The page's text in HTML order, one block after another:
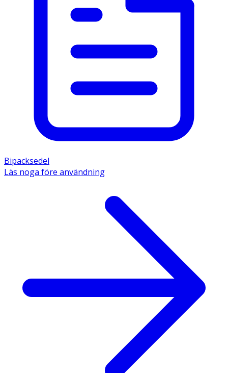
Bipacksedel
Läs noga före användning